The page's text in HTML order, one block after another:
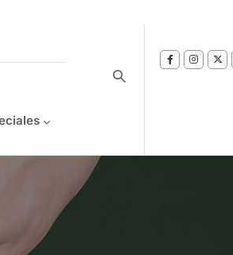
Suscríbase a
Reciba notificaciones sobre los
Bienestar que le interesan.